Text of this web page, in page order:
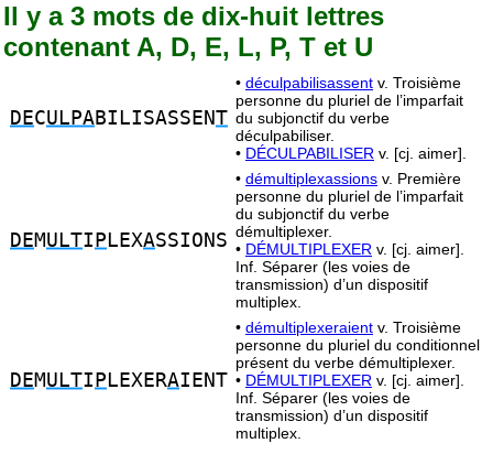
Il y a 3 mots de dix-huit lettres
contenant A, D, E, L, P, T et U
DECULPABILISASSENT
• déculpabilisassent v. Troisième
personne du pluriel de l’imparfait
du subjonctif du verbe
déculpabiliser.
• DÉCULPABILISER v. [cj. aimer].
DEMULTI P LEXASSIONS
• démultiplexassions v. Première
personne du pluriel de l’imparfait
du subjonctif du verbe
démultiplexer.
• DÉMULTIPLEXER v. [cj. aimer].
Inf. Séparer (les voies de
transmission) d’un dispositif
multiplex.
DEMULTI P LEXERAIENT
• démultiplexeraient v. Troisième
personne du pluriel du conditionnel
présent du verbe démultiplexer.
• DÉMULTIPLEXER v. [cj. aimer].
Inf. Séparer (les voies de
transmission) d’un dispositif
multiplex.